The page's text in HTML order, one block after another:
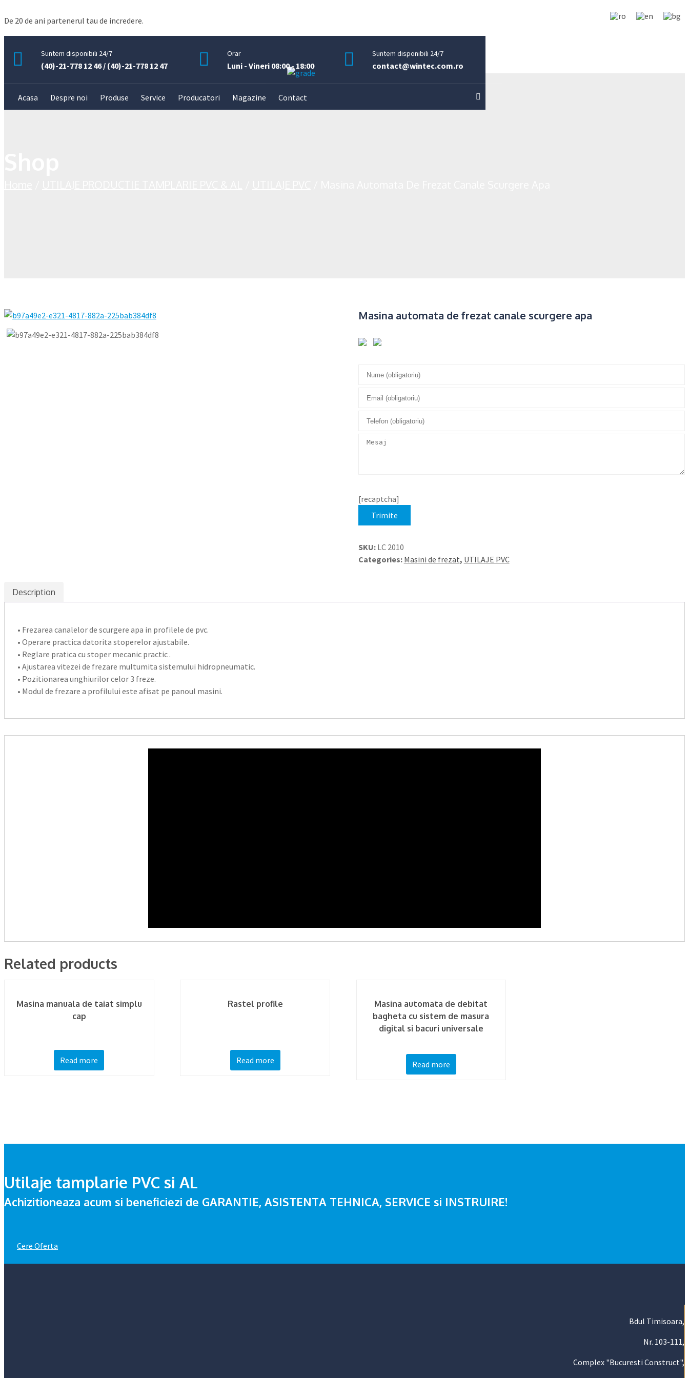
De 20 de ani partenerul tau de incredere.
Suntem disponibili 24/7
(40)-21-778 12 46 / (40)-21-778 12 47
Orar
Luni - Vineri 08:00 - 18:00
Suntem disponibili 24/7
contact@wintec.com.ro
Acasa Despre noi Produse Service Producatori Magazine Contact
Masina automata de frezat canale scurgere apa
[recaptcha]
Trimite
SKU: LC 2010
Categories: Masini de frezat, UTILAJE PVC
Description
• Frezarea canalelor de scurgere apa in profilele de pvc.
• Operare practica datorita stoperelor ajustabile.
• Reglare pratica cu stoper mecanic practic .
• Ajustarea vitezei de frezare multumita sistemului hidropneumatic.
• Pozitionarea unghiurilor celor 3 freze.
• Modul de frezare a profilului este afisat pe panoul masini.
Related products
Masina manuala de taiat simplu
cap
Read more
Rastel profile
Read more
Masina automata de debitat
bagheta cu sistem de masura
digital si bacuri universale
Read more
Utilaje tamplarie PVC si AL
Achizitioneaza acum si beneficiezi de GARANTIE, ASISTENTA TEHNICA, SERVICE si INSTRUIRE!
Cere Oferta
Bdul Timisoara,
Nr. 103-111,
Complex "Bucuresti Construct",